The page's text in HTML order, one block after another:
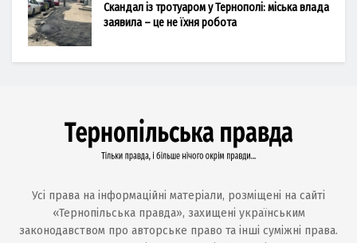
Скандал із тротуаром у Тернополі: міська влада
заявила – це не їхня робота
Усі права на інформаційні матеріали, розміщені на сайті
«Тернопільська правда», захищені українським
законодавством про авторське право та інші суміжні права.